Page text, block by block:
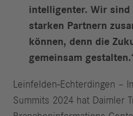
intelligenter. Wir
starken Partnern
können, denn die
gemeinsam
Leinfelden-Echterdingen –
Summits 2024 hat Daimler